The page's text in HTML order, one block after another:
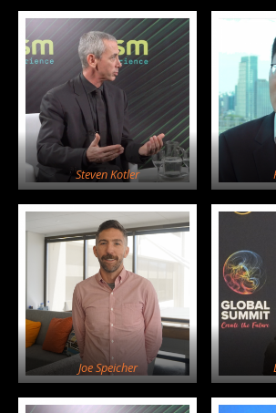
Steven Kotler
Joe Speicher